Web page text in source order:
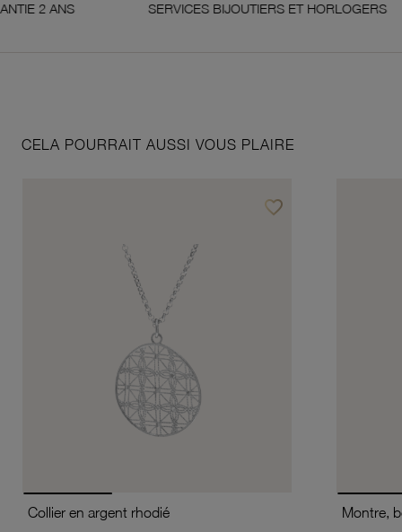
ANS SERVICES BIJOUTIERS ET HORLOGERS
CELA POURRAIT AUSSI VOUS PLAIRE
favorite_borderAjouter à vos favoris
Collier en argent rhodié